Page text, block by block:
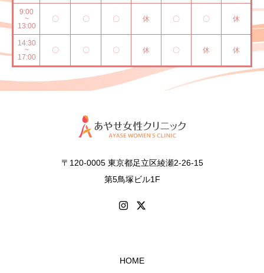
9:00
~
13:00
〇 〇 〇 休 〇 〇 休
14:30
~
17:00
〇 〇 〇 休 〇 休 休
〒120-0005 東京都足立区綾瀬2-26-15
第5鳥塚ビル1F
HOME